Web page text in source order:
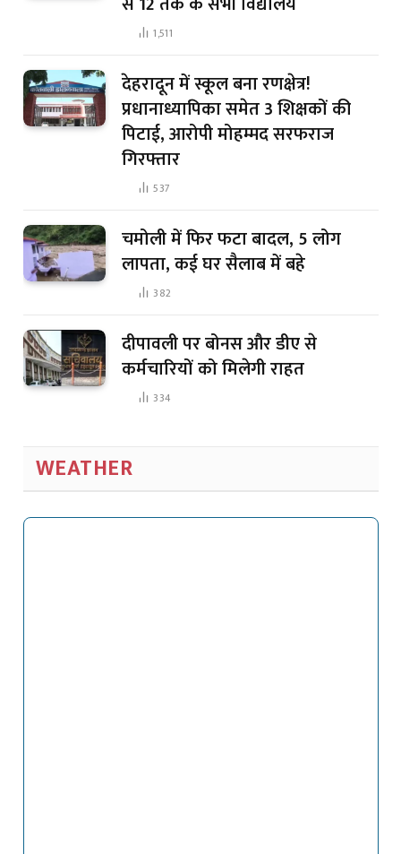
1,511
देहरादून में स्कूल बना रणक्षेत्र!
प्रधानाध्यापिका समेत 3 शिक्षकों की
पिटाई, आरोपी मोहम्मद सरफराज
गिरफ्तार
537
चमोली में फिर फटा बादल, 5 लोग
लापता, कई घर सैलाब में बहे
382
दीपावली पर बोनस और डीए से
कर्मचारियों को मिलेगी राहत
334
WEATHER